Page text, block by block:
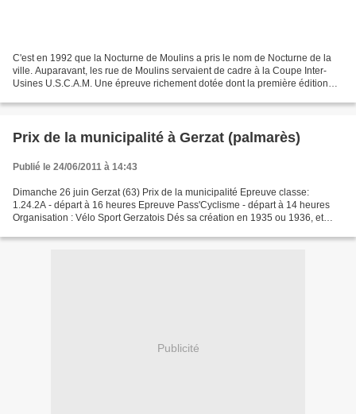
C'est en 1992 que la Nocturne de Moulins a pris le nom de Nocturne de la
ville. Auparavant, les rue de Moulins servaient de cadre à la Coupe Inter-
Usines U.S.C.A.M. Une épreuve richement dotée dont la première édition
Prix de la municipalité à Gerzat (palmarès)
Publié le 24/06/2011 à 14:43
Dimanche 26 juin Gerzat (63) Prix de la municipalité Epreuve classe:
1.24.2A - départ à 16 heures Epreuve Pass'Cyclisme - départ à 14 heures
Organisation : Vélo Sport Gerzatois Dés sa création en 1935 ou 1936, et
Publicité